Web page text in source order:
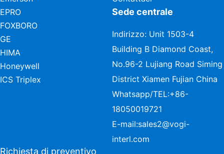
EPRO
FOXBORO
GE
HIMA
Honeywell
ICS Triplex
Sede centrale
Indirizzo: Unit 1503-4
Building B Diamond Coast,
No.96-2 Lujiang Road Siming
District Xiamen Fujian China
Whatsapp/TEL:+86-
18050019721
E-mail:sales2@vogi-
interl.com
Richiesta di preventivo